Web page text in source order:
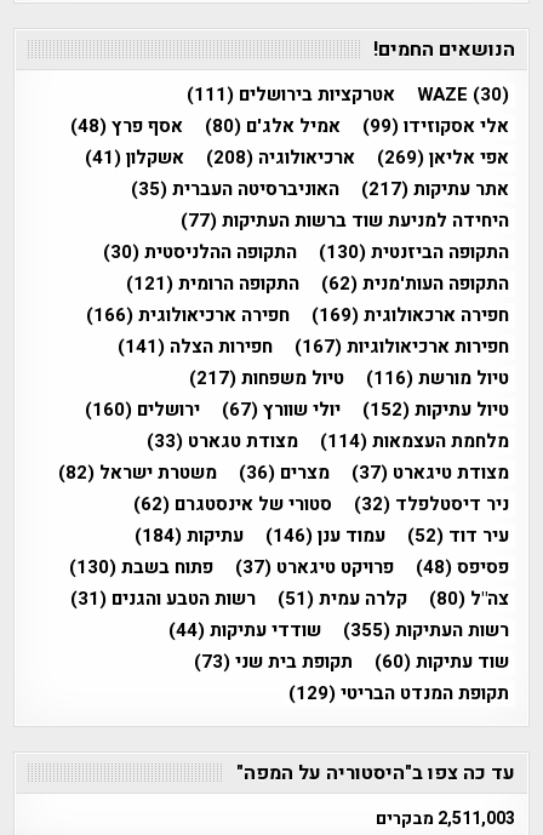
הנושאים החמים!
WAZE (30) אטרקציות בירושלים (111)
אלי אסקוזידו(99) אמיל אלג'ם (80) אסף פרץ(48)
אפי אליאן(269) ארכיאולוגיה (208) אשקלון(41)
אתר עתיקות(217) האוניברסיטה העברית(35)
היחידה למניעת שוד ברשות העתיקות(77)
התקופה הביזנטית(130) התקופה ההלניסטית(30)
התקופה העות'מנית(62) התקופה הרומית(121)
חפירה ארכאולוגית(169) חפירה ארכיאולוגית(166)
חפירות ארכיאולוגיות(167) חפירות הצלה (141)
טיול מורשת(116) טיול משפחות(217)
טיול עתיקות(152) יולי שוורץ(67) ירושלים (160)
מלחמת העצמאות(114) מצודת טגארט (33)
מצודת טיגארט (37) מצרים (36) משטרת ישראל (82)
ניר דיסטלפלד (32) סטורי של אינסטגרם (62)
עיר דוד (52) עמוד ענן(146) עתיקות(184)
פסיפס(48) פרויקט טיגארט (37) פתוח בשבת(130)
צה"ל (80) קלרה עמית(51) רשות הטבע והגנים (31)
רשות העתיקות(355) שודדי עתיקות(44)
שוד עתיקות(60) תקופת בית שני(73)
תקופת המנדט הבריטי(129)
עד כה צפו ב"היסטוריה על המפה"
2,511,003 מבקרים